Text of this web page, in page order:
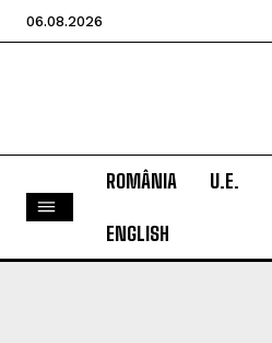
06.08.2026
ROMÂNIA U.E.
ENGLISH